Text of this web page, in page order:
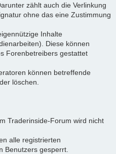
zählt auch die Verlinkung
ohne das eine Zustimmung
Inhalte
Diese können
Forenbetreibers gestattet
können betreffende
löschen.
Traderinside-Forum wird nicht
alle registrierten
Benutzers gesperrt.